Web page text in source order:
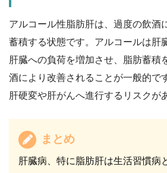
アルコール性脂肪肝は、過度の飲酒
蓄積する状態です。アルコールは肝
肝臓への負荷を増加させ、脂肪蓄積
酒により改善されることが一般的で
肝硬変や肝がんへ進行するリスクが
まとめ
肝臓病、特に脂肪肝は生活習慣病